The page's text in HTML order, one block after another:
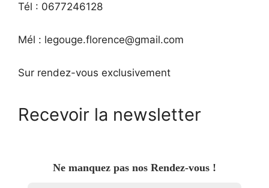
Tél : 0677246128
Mél : legouge.florence@gmail.com
Sur rendez-vous exclusivement
Recevoir la newsletter
Ne manquez pas nos Rendez-vous !